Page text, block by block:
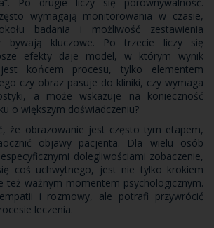
Po drugie liczy się porównywalność.
wymagają monitorowania w czasie,
badania i możliwość zestawienia
bywają kluczowe. Po trzecie liczy się
efekty daje model, w którym wynik
końcem procesu, tylko elementem
czy obraz pasuje do kliniki, czy wymaga
a może wskazuje na konieczność
o większym doświadczeniu?
że obrazowanie jest często tym etapem,
objawy pacjenta. Dla wielu osób
dolegliwościami zobaczenie,
coś uchwytnego, jest nie tylko krokiem
też ważnym momentem psychologicznym.
i rozmowy, ale potrafi przywrócić
leczenia.